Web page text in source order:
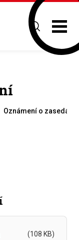
Oznámení o zasedání
(108 KB)